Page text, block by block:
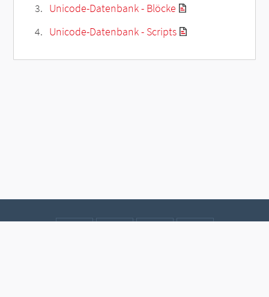
Unicode-Datenbank - Blöcke
Unicode-Datenbank - Scripts